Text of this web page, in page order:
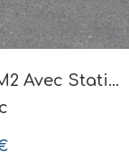
Pornic, Studio 30.28 M2 Avec Stationnement Privatif Et...